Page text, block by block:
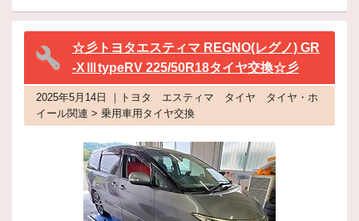
☆彡トヨタエスティマ REGNO(レグノ) GR
-XⅢtypeRV 225/50R18タイヤ交換☆彡
2025年5月14日 ｜トヨタ エスティマ タイヤ タイヤ・ホ
イール関連 > 乗用車用タイヤ交換